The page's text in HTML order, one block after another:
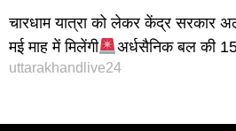
चारधाम यात्रा को लेकर केंद्र सरकार
मई माह में मिलेंगी
अर्धसैनिक बल की
uttarakhandlive24